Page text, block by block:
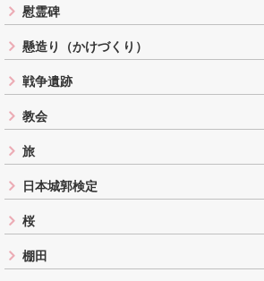
慰霊碑
懸造り（かけづくり）
戦争遺跡
教会
旅
日本城郭検定
桜
棚田